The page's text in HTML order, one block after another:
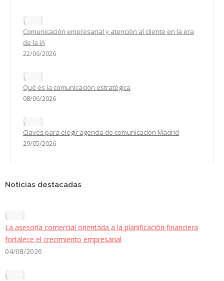
Comunicación empresarial y atención al cliente en la era
de la IA
22/06/2026
Qué es la comunicación estratégica
08/06/2026
Claves para elegir agencia de comunicación Madrid
29/05/2026
Noticias destacadas
La asesoría comercial orientada a la planificación financiera
fortalece el crecimiento empresarial
04/08/2026